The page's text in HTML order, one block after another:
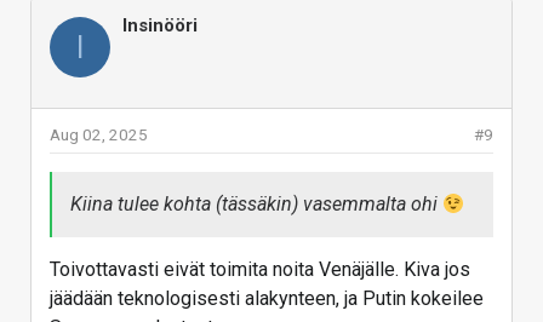
I
Insinööri
#9
Aug 02, 2025
Kiina tulee kohta (tässäkin) vasemmalta ohi
Toivottavasti eivät toimita noita Venäjälle. Kiva jos
jäädään teknologisesti alakynteen, ja Putin kokeilee